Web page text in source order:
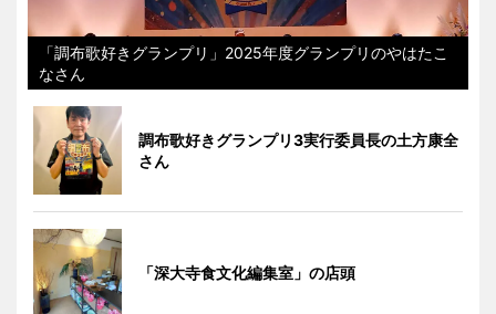
「調布歌好きグランプリ」2025年度グランプリのやはたこ
なさん
調布歌好きグランプリ3実行委員長の土方康全
さん
「深大寺食文化編集室」の店頭